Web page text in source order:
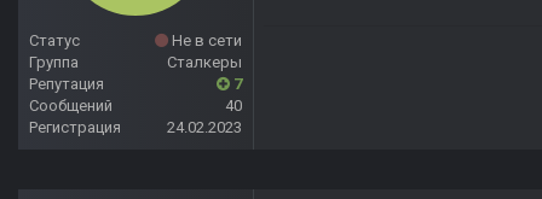
Статус
Не в сети
Группа
Сталкеры
Репутация
7
Сообщений
40
Регистрация
24.02.2023